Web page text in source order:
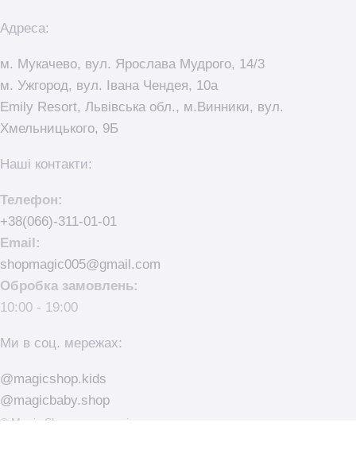
Адреса:
м. Мукачево, вул. Ярослава Мудрого, 14/3
м. Ужгород, вул. Івана Чендея, 10а
Emily Resort, Львівська обл., м.Винники, вул.
Хмельницького, 9Б
Наші контакти:
Телефон:
+38(066)-311-01-01
Email:
shopmagic005@gmail.com
Обробка замовлень:
10:00 - 19:00
Ми в соц. мережах:
@magicshop.kids
@magicbaby.shop
© Magic Shop - магазин іграшок та товари для немовлят.